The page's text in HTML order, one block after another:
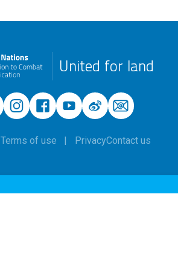
United for land
Terms of use PrivacyContact us